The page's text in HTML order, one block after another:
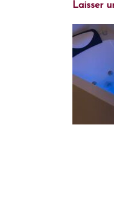
Laisser